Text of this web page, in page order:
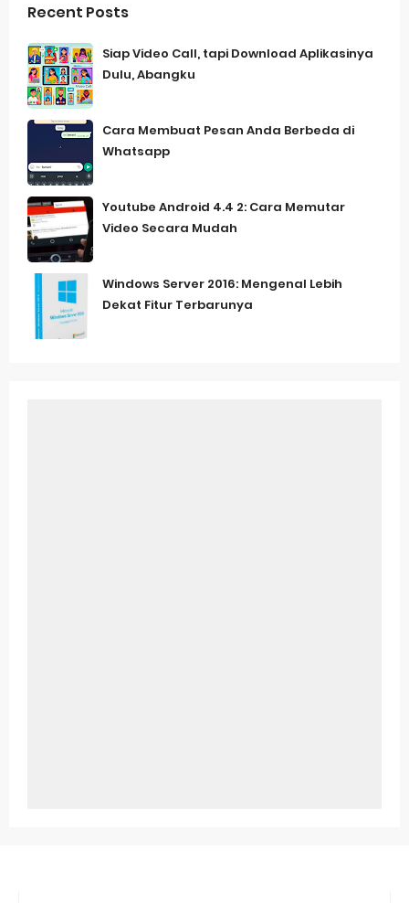
Recent Posts
Siap Video Call, tapi Download Aplikasinya
Dulu, Abangku
Cara Membuat Pesan Anda Berbeda di
Whatsapp
Youtube Android 4.4 2: Cara Memutar
Video Secara Mudah
Windows Server 2016: Mengenal Lebih
Dekat Fitur Terbarunya